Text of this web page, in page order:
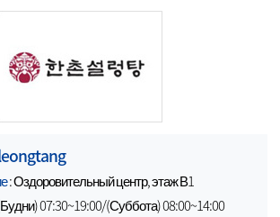
: Оздоровительный центр, этаж В1
07:30~19:00/(Суббота) 08:00~14:00